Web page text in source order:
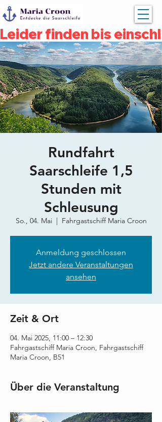
Leider finden bis
Rundfahrt
Saarschleife 1,5
Stunden mit
Schleusung
So., 04. Mai
  |
Fahrgastschiff Maria Croon
Anmeldung geschlossen
Jetzt andere Veranstaltungen
ansehen
Zeit & Ort
04. Mai 2025, 11:00 – 12:30
Fahrgastschiff Maria Croon, Fahrgastschiff
Maria Croon, B51
Über die Veranstaltung